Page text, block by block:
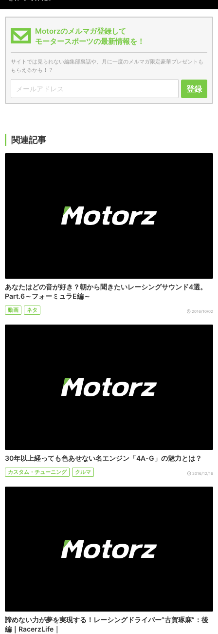
Motorzのメルマガ登録して
モータースポーツの最新情報を！
サイトでは見られない編集部裏話や、月に一度のメルマガ限定豪華プレゼントも
もらえるかも！？
登録
関連記事
あなたはどの音が好き？朝から聞きたいレーシングサウンド4選。
Part.6～フォーミュラE編～
動画 ネタ 2016/10/02
30年以上経っても色あせない名エンジン「4A-G」の魅力とは？
カスタム・チューニング クルマ 2016/12/16
諦めない力が夢を実現する！レーシングドライバー”古賀琢麻”：後
編｜RacerzLife｜